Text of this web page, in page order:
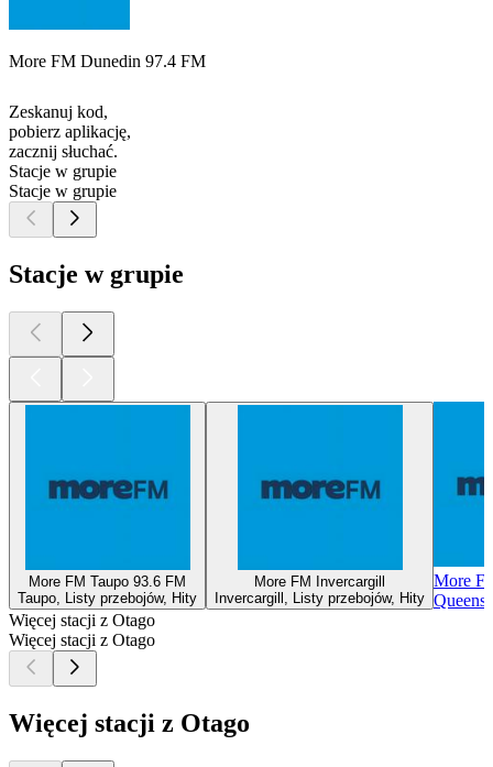
More FM Dunedin 97.4 FM
Zeskanuj kod,
pobierz aplikację,
zacznij słuchać.
Stacje w grupie
Stacje w grupie
Stacje w grupie
More FM Taupo 93.6 FM
Taupo, Listy przebojów, Hity
More FM Invercargill
Invercargill, Listy przebojów, Hity
More
Więcej stacji z Otago
Więcej stacji z Otago
Więcej stacji z Otago